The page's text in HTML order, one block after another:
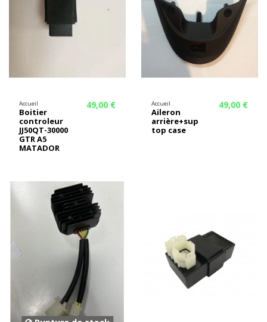
Accueil
Boitier
controleur
JJ50QT-30000
GTR A5
MATADOR
49,00 € Accueil
Aileron
arrière+sup
top case
49,00 €